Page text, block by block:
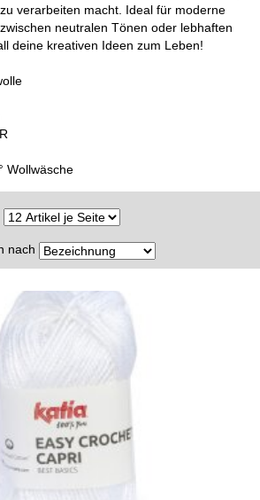
verarbeiten macht. Ideal für moderne
neutralen Tönen oder lebhaften
deine kreativen Ideen zum Leben!
Wollwäsche
nach